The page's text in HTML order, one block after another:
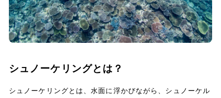
シュノーケリングとは？
シュノーケリングとは、水面に浮かびながら、シュノーケル